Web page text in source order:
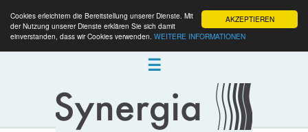
AKZEPTIEREN
Cookies erleichtern die Bereitstellung unserer Dienste. Mit
der Nutzung unserer Dienste erklären Sie sich damit
einverstanden, dass wir Cookies verwenden. WEITERE INFORMATIONEN
☰